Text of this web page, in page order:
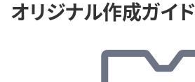
オリジナル作成ガイド